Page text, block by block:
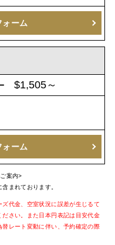
ォーム
$1,505～
ォーム
案内>
まれております。
代金、空室状況に誤差が生じるて
さい。また日本円表記は目安代金
レート変動に伴い、予約確定の際